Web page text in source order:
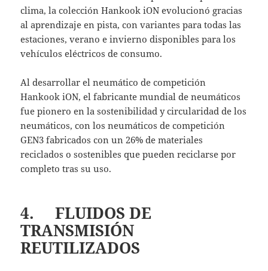
clima, la colección Hankook iON evolucionó gracias
al aprendizaje en pista, con variantes para todas las
estaciones, verano e invierno disponibles para los
vehículos eléctricos de consumo.
Al desarrollar el neumático de competición
Hankook iON, el fabricante mundial de neumáticos
fue pionero en la sostenibilidad y circularidad de los
neumáticos, con los neumáticos de competición
GEN3 fabricados con un 26% de materiales
reciclados o sostenibles que pueden reciclarse por
completo tras su uso.
4. FLUIDOS DE
TRANSMISIÓN
REUTILIZADOS